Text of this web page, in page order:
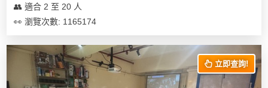
👥 適合 2 至 20 人
👀 瀏覽次數: 1165174
立即查詢!